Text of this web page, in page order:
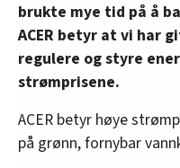
brukte mye tid på å
ACER betyr at vi har
regulere og styre
strømprisene.
ACER betyr høye
på grønn, fornybar